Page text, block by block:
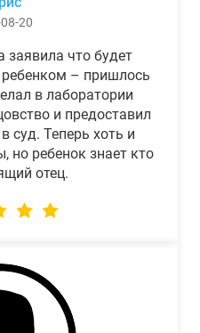
20
заявила что будет
– пришлось
в лаборатории
и предоставил
суд. Теперь хоть и
ребенок знает кто
отец.